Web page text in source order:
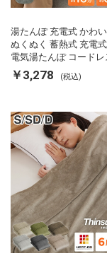
湯たんぽ 充電式 かわ
ぬくぬく 蓄熱式 充電
電気湯たんぽ コードレ
ぽ エコ 節電 節約 省エ
エコ電気あんか EWT-
￥3,278 (税込)